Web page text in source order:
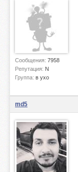
Сообщения: 7958
Репутация: N
Группа: в ухо
md5